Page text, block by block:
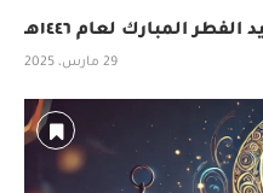
المبارك لعام ١٤٤٦هـ
29 مارس، 2025